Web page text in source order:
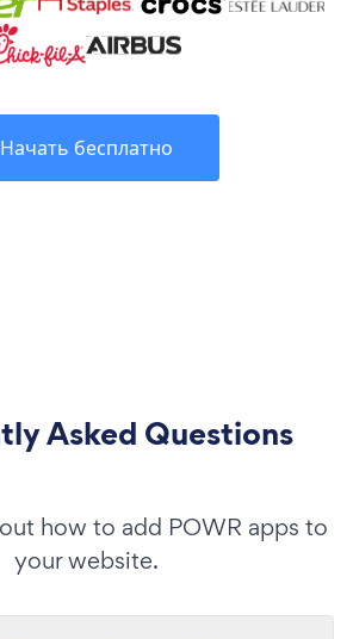
Начать бесплатно
Asked Questions
how to add POWR apps to
your website.